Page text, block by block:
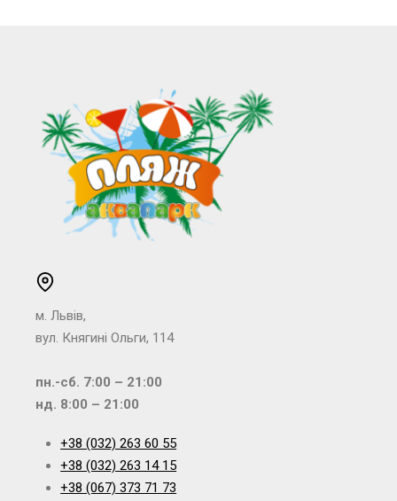
м. Львів,
вул. Княгині Ольги, 114
пн.-сб. 7:00 – 21:00
нд. 8:00 – 21:00
+38 (032) 263 60 55
+38 (032) 263 14 15
+38 (067) 373 71 73